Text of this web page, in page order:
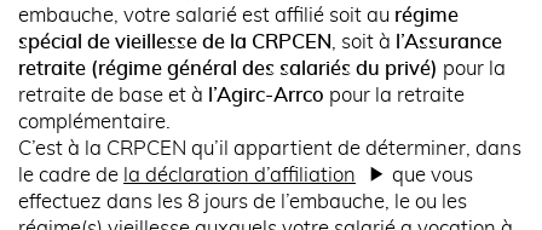
embauche, votre salarié est affilié soit au régime
spécial de vieillesse de la CRPCEN
, soit à
l’Assurance
retraite (régime général des salariés du privé) pour la
retraite de base et à l’Agirc-Arrco pour la retraite
complémentaire.
C’est à la CRPCEN qu’il appartient de déterminer, dans
le cadre de la déclaration d’affiliation
que vous
effectuez dans les 8 jours de l’embauche, le ou les